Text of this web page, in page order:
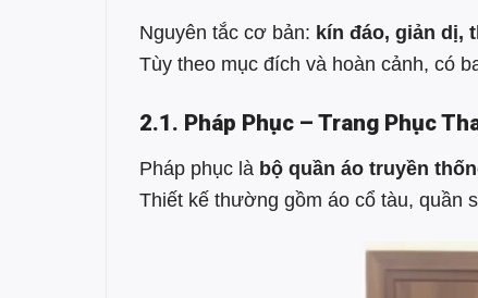
Nguyên tắc cơ bản: kín đáo, giản dị,
Tùy theo mục đích và hoàn cảnh, có
2.1. Pháp Phục – Trang Phục
Pháp phục là bộ quần áo truyền
Thiết kế thường gồm áo cổ tàu, quần